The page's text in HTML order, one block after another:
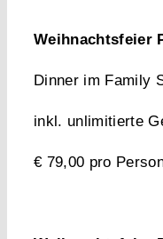
Weihnachtsfeier
Dinner im Family
inkl. unlimitierte
€ 79,00 pro